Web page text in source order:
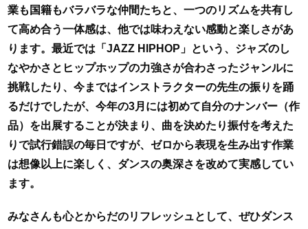
業も国籍もバラバラな仲間たちと、一つのリズムを共有し
て高め合う一体感は、他では味わえない感動と楽しさがあ
ります。最近では「JAZZ HIPHOP」という、ジャズのし
なやかさとヒップホップの力強さが合わさったジャンルに
挑戦したり、今まではインストラクターの先生の振りを踊
るだけでしたが、今年の3月には初めて自分のナンバー（作
品）を出展することが決まり、曲を決めたり振付を考えた
りで試行錯誤の毎日ですが、ゼロから表現を生み出す作業
は想像以上に楽しく、ダンスの奥深さを改めて実感してい
ます。
みなさんも心とからだのリフレッシュとして、ぜひダンス